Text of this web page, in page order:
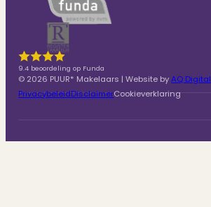
9.4 beoordeling op Funda
© 2026 PUUR* Makelaars | Website byAQ Digital
PrivacybeleidDisclaimerCookieverklaring